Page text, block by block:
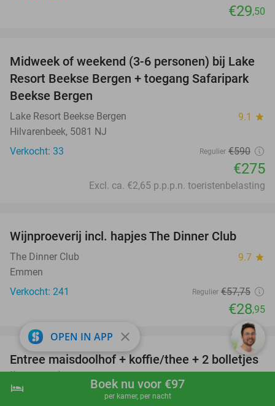
shopping_cart Boek nu
hotel Boek nu voor €97
per kamer, per nacht
€29,50
53%
Midweek of weekend (3-6 personen) bij Lake
Resort Beekse Bergen + toegang Safaripark
Beekse Bergen
Lake Resort Beekse Bergen 9.1 star
Hilvarenbeek, 5081 NJ
Verkocht: 33
Regulier €590
€275
Excl. ca. €2,65 p.p.p.n. toeristenbelasting
Wijnproeverij incl. hapjes The Dinner Club
The Dinner Club 9.7 star
Emmen
Verkocht: 241
Regulier €57,75
€28,95
41%
favorite_border
Entree maisdoolhof + koffie/thee + 2 bolletjes
ijs + plakje cake
OPEN IN APP close